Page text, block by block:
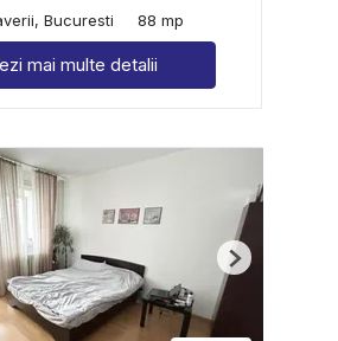
Bucuresti 88 mp
mai multe detalii
Next